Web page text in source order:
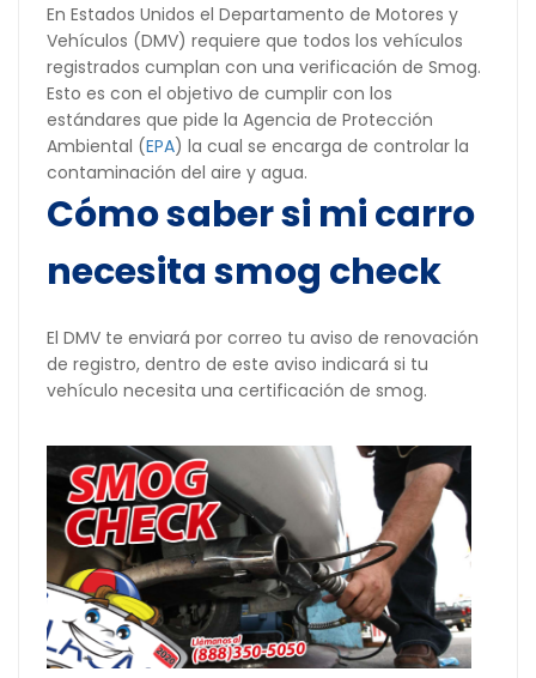
En Estados Unidos el Departamento de Motores y
Vehículos (DMV) requiere que todos los vehículos
registrados cumplan con una verificación de Smog.
Esto es con el objetivo de cumplir con los
estándares que pide la Agencia de Protección
Ambiental (EPA) la cual se encarga de controlar la
contaminación del aire y agua.
Cómo saber si mi carro
necesita smog check
El DMV te enviará por correo tu aviso de renovación
de registro, dentro de este aviso indicará si tu
vehículo necesita una certificación de smog.